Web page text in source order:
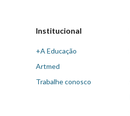
Institucional
+A Educação
Artmed
Trabalhe conosco